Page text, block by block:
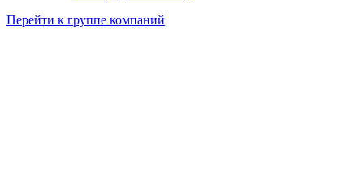
Перейти к группе компаний